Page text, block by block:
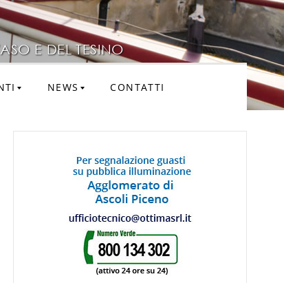
E DEL TESINO
NEWS CONTATTI